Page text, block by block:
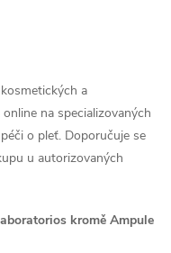
a
na specializovaných
o pleť. Doporučuje se
u autorizovaných
kromě Ampule